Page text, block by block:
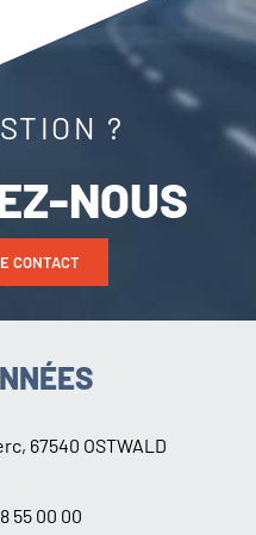
?
NOUS
CONTACT
67540 OSTWALD
55 00 00